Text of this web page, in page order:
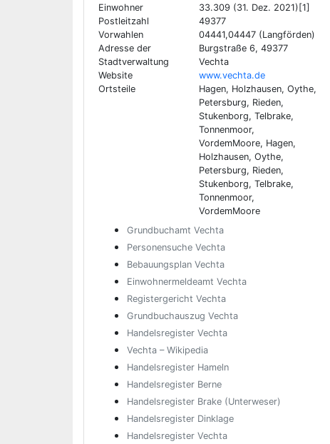
Einwohner
33.309 (31. Dez. 2021)[1]
Postleitzahl
49377
Vorwahlen
04441,04447 (Langförden)
Adresse der
Stadtverwaltung
Burgstraße 6, 49377
Vechta
Website
www.vechta.de
Ortsteile
Hagen, Holzhausen, Oythe,
Petersburg, Rieden,
Stukenborg, Telbrake,
Tonnenmoor,
VordemMoore, Hagen,
Holzhausen, Oythe,
Petersburg, Rieden,
Stukenborg, Telbrake,
Tonnenmoor,
VordemMoore
Grundbuchamt Vechta
Personensuche Vechta
Bebauungsplan Vechta
Einwohnermeldeamt Vechta
Registergericht Vechta
Grundbuchauszug Vechta
Handelsregister Vechta
Vechta – Wikipedia
Handelsregister Hameln
Handelsregister Berne
Handelsregister Brake (Unterweser)
Handelsregister Dinklage
Handelsregister Vechta